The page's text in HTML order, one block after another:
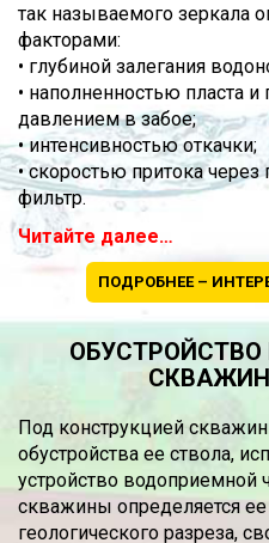
так называемого зеркала
факторами:
• глубиной залегания
• наполненностью пласта
давлением в забое;
• интенсивностью откачки;
• скоростью притока
фильтр.
Читайте далее…
ПОДРОБНЕЕ –
Под конструкцией
обустройства ее ствола,
устройство водоприемной
скважины определяется
геологического разреза,